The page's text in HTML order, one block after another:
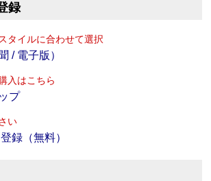
録
タイルに合わせて選択
/ 電子版）
入はこちら
プ
い
録（無料）